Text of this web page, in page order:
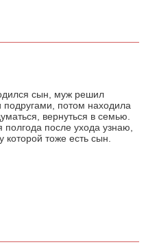
сын, муж решил
потом находила
вернуться в семью.
после ухода узнаю,
тоже есть сын.